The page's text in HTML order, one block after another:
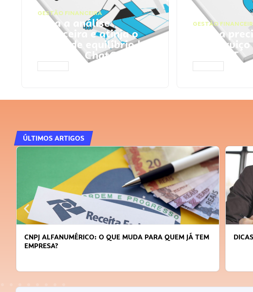
GESTÃO FINANCEIRA
Faça a análise
financeira e atinja o
ponto de equilíbrio |
Prompts ChatGPT
GESTÃO
Faça a
seu
ChatGPT
ÚLTIMOS ARTIGOS
CNPJ ALFANUMÉRICO: O QUE MUDA PARA QUEM JÁ TEM
EMPRESA?